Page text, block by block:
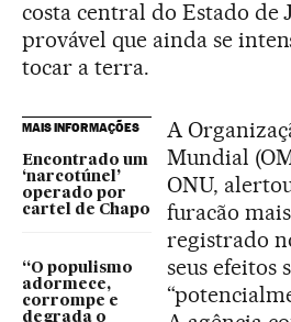
costa central do Estado de
provável que ainda se
tocar a terra.
MAIS INFORMAÇÕES
Encontrado um
‘narcotúnel’
operado por
cartel de Chapo
“O populismo
adormece,
corrompe e
degrada o
A
Mundial
ONU,
furacão
registrado
seus efeitos